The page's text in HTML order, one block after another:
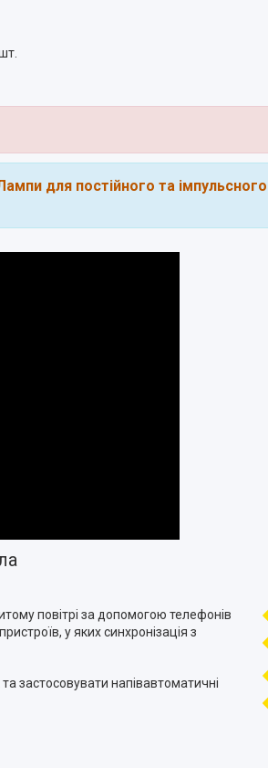
для постійного та імпульсного
повітрі за допомогою телефонів
у яких синхронізація з
застосовувати напівавтоматичні